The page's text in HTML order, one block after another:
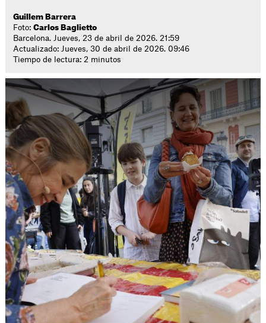
Guillem Barrera
Foto:Carlos Baglietto
Barcelona. Jueves, 23 de abril de 2026. 21:59
Actualizado: Jueves, 30 de abril de 2026. 09:46
Tiempo de lectura: 2 minutos